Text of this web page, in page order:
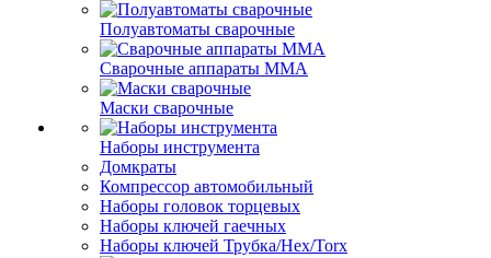
Полуавтоматы сварочные
Сварочные аппараты ММА
Маски сварочные
Наборы инструмента
Домкраты
Компрессор автомобильный
Наборы головок торцевых
Наборы ключей гаечных
Наборы ключей Трубка/Hex/Torx